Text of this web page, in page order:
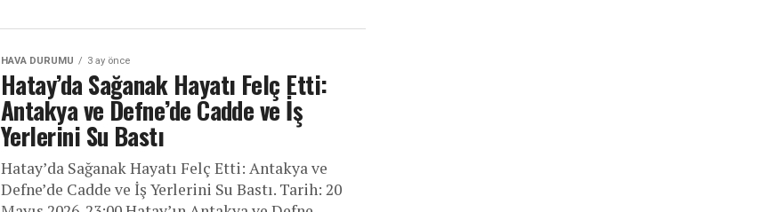
HAVA DURUMU 3 ay önce
Hatay’da Sağanak Hayatı Felç Etti:
Antakya ve Defne’de Cadde ve İş
Yerlerini Su Bastı
Hatay’da Sağanak Hayatı Felç Etti: Antakya ve
Defne’de Cadde ve İş Yerlerini Su Bastı. Tarih: 20